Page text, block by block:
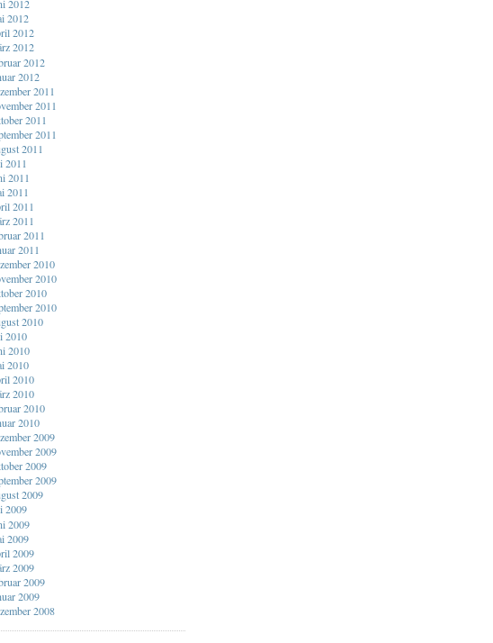
2012
2012
2012
2012
2012
2012
2011
2011
2011
2011
2011
2011
2011
2011
2011
2011
2011
2011
2010
2010
2010
2010
2010
2010
2010
2010
2010
2010
2010
2010
2009
2009
2009
2009
2009
2009
2009
2009
2009
2009
2009
2009
2008